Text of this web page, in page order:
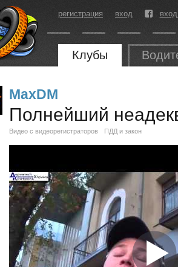
регистрация вход
Клубы
MaxDM
Полнейший
Видео с видеорегистраторов ПДД и закон